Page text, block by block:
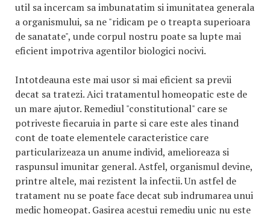
util sa incercam sa imbunatatim si imunitatea generala
a organismului, sa ne "ridicam pe o treapta superioara
de sanatate", unde corpul nostru poate sa lupte mai
eficient impotriva agentilor biologici nocivi.
Intotdeauna este mai usor si mai eficient sa previi
decat sa tratezi. Aici tratamentul homeopatic este de
un mare ajutor. Remediul "constitutional" care se
potriveste fiecaruia in parte si care este ales tinand
cont de toate elementele caracteristice care
particularizeaza un anume individ, amelioreaza si
raspunsul imunitar general. Astfel, organismul devine,
printre altele, mai rezistent la infectii. Un astfel de
tratament nu se poate face decat sub indrumarea unui
medic homeopat. Gasirea acestui remediu unic nu este